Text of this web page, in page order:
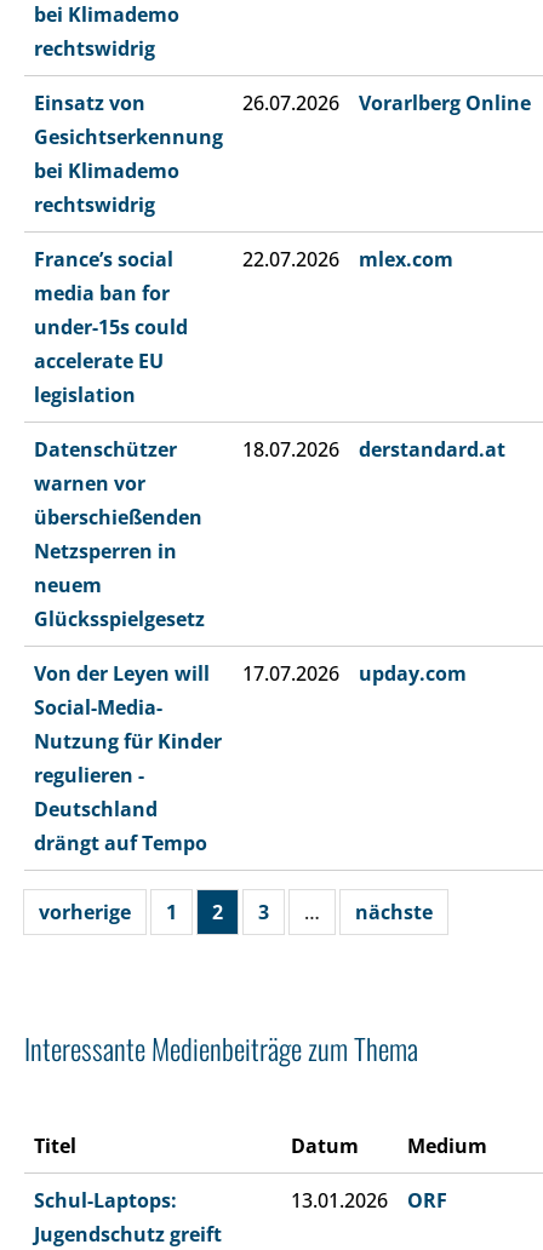
bei Klimademo
rechtswidrig
Einsatz von
Gesichtserkennung
bei Klimademo
rechtswidrig
26.07.2026 Vorarlberg Online
France’s social
media ban for
under-15s could
accelerate EU
legislation
22.07.2026 mlex.com
Datenschützer
warnen vor
überschießenden
Netzsperren in
neuem
Glücksspielgesetz
18.07.2026 derstandard.at
Von der Leyen will
Social-Media-
Nutzung für Kinder
regulieren -
Deutschland
drängt auf Tempo
17.07.2026 upday.com
vorherige 1 2 3 … nächste
Interessante Medienbeiträge zum Thema
Titel Datum Medium
Schul-Laptops:
Jugendschutz greift
13.01.2026 ORF